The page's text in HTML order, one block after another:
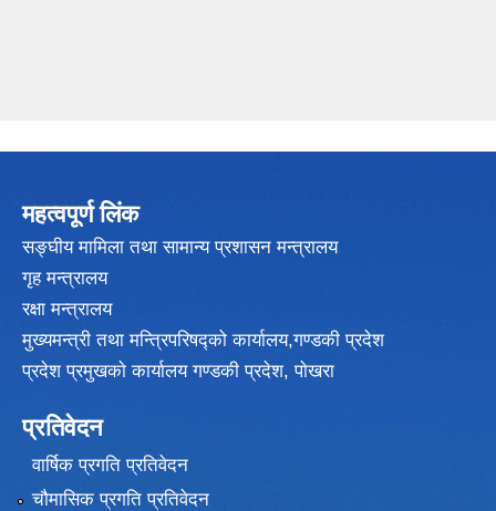
महत्वपूर्ण लिंक
सङ्घीय मामिला तथा सामान्य प्रशासन मन्त्रालय
गृह मन्त्रालय
रक्षा मन्त्रालय
मुख्यमन्त्री तथा मन्त्रिपरिषद्को कार्यालय,गण्डकी प्रदेश
प्रदेश प्रमुखकाे कार्यालय गण्डकी प्रदेश, पाेखरा
प्रतिवेदन
वार्षिक प्रगति प्रतिवेदन
चौमासिक प्रगति प्रतिवेदन